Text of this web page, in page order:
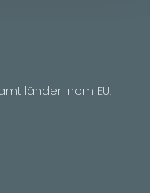
länder inom EU.